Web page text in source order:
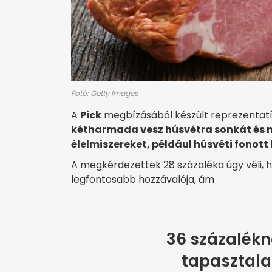
Fotó: Getty Images
A Pick megbízásából készült
kétharmada vesz húsvétra sonkát
élelmiszereket, például húsvéti fonott
A megkérdezettek 28 százaléka úgy véli,
legfontosabb hozzávalója, ám
36